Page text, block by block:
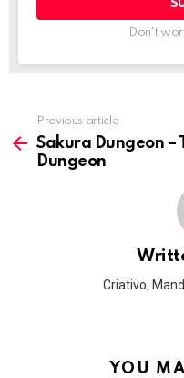
Don't
more
Previous article
Sakura Dungeon –
Dungeon
Criativo,
YOU